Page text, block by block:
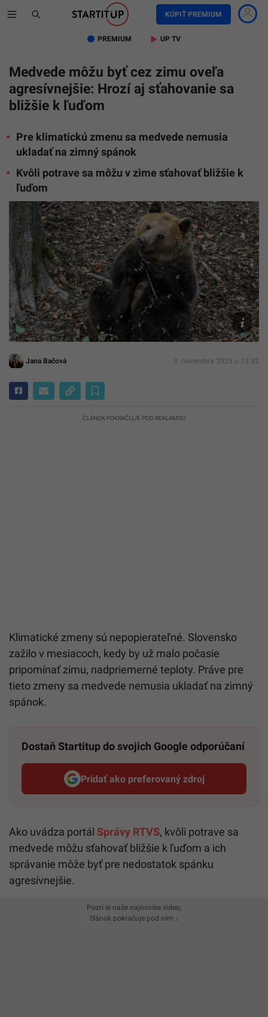
KÚPIŤ PREMIUM
PREMIUM UP TV
Medvede môžu byť cez zimu oveľa
agresívnejšie: Hrozí aj sťahovanie sa
bližšie k ľuďom
Pre klimatickú zmenu sa medvede nemusia
ukladať na zimný spánok
Kvôli potrave sa môžu v zime sťahovať bližšie k
ľuďom
foto
TASR/
Kapusta
Jana Bačová 3. novembra 2023 o 13:32
ČLÁNOK POKRAČUJE POD REKLAMOU
Klimatické zmeny sú nepopierateľné. Slovensko
zažilo v mesiacoch, kedy by už malo počasie
pripomínať zimu, nadpriemerné teploty. Práve pre
tieto zmeny sa medvede nemusia ukladať na zimný
spánok.
Dostaň Startitup do svojich Google odporúčaní
Pridať ako preferovaný zdroj
Startitup, odkaz sa otvorí v
Ako uvádza portál Správy RTVS, kvôli potrave sa
medvede môžu sťahovať bližšie k ľuďom a ich
správanie môže byť pre nedostatok spánku
agresívnejšie.
Pozri si naše najnovšie video,
článok pokračuje pod ním ↓